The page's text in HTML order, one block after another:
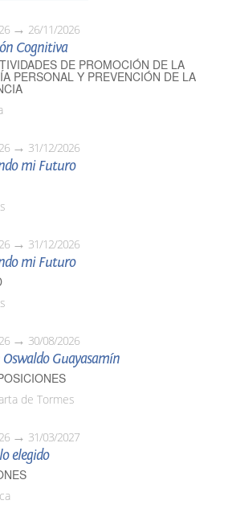
26/11/2026
Cognitiva
DE PROMOCIÓN DE LA
PERSONAL Y PREVENCIÓN DE LA
31/12/2026
mi Futuro
31/12/2026
mi Futuro
30/08/2026
Oswaldo Guayasamín
de Tormes
31/03/2027
elegido